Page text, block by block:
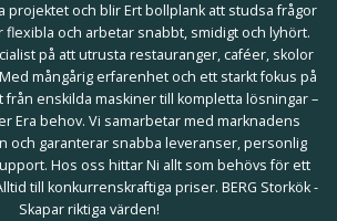
projektet och blir Ert bollplank att studsa frågor
flexibla och arbetar snabbt, smidigt och lyhört.
på att utrusta restauranger, caféer, skolor
mångårig erfarenhet och ett starkt fokus på
från enskilda maskiner till kompletta lösningar –
Era behov. Vi samarbetar med marknadens
och garanterar snabba leveranser, personlig
Hos oss hittar Ni allt som behövs för ett
till konkurrenskraftiga priser. BERG Storkök -
Skapar riktiga värden!